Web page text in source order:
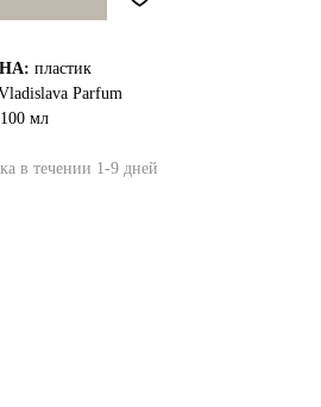
пластик
Parfum
100 мл
в течении 1-9 дней